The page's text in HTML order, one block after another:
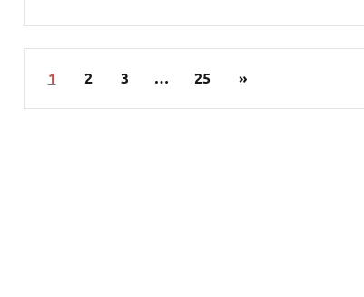
Paginación
de
1 2 3 … 25
Siguientes
»